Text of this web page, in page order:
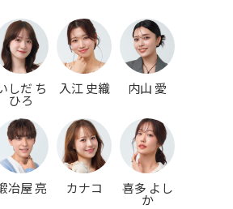
しだ ち
ひろ
入江 史織 内山 愛
冶屋 亮 カナコ 喜多 よし
か